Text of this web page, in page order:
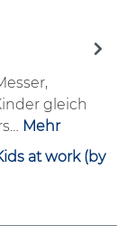
gleich
Mehr
at work (by